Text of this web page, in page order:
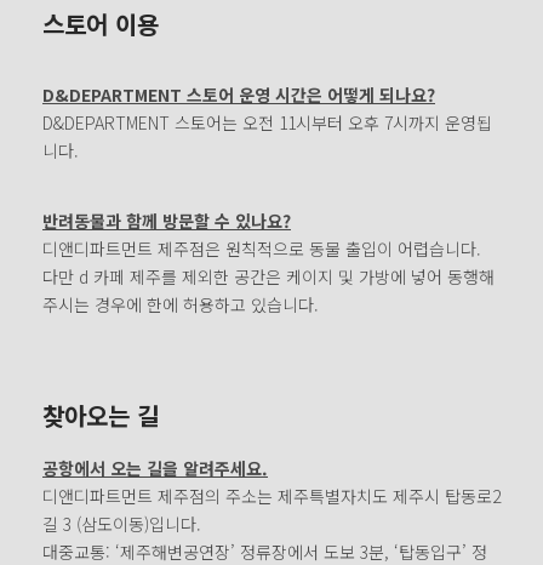
스토어 이용
D&DEPARTMENT 스토어 운영 시간은 어떻게 되나요?
D&DEPARTMENT 스토어는 오전 11시부터 오후 7시까지 운영됩
니다.
반려동물과 함께 방문할 수 있나요?
디앤디파트먼트 제주점은 원칙적으로 동물 출입이 어렵습니다.
다만 d 카페 제주를 제외한 공간은 케이지 및 가방에 넣어 동행해
주시는 경우에 한에 허용하고 있습니다.
찾아오는 길
공항에서 오는 길을 알려주세요.
디앤디파트먼트 제주점의 주소는 제주특별자치도 제주시 탑동로2
길 3 (삼도이동)입니다.
대중교통: ‘제주해변공연장’ 정류장에서 도보 3분, ‘탑동입구’ 정